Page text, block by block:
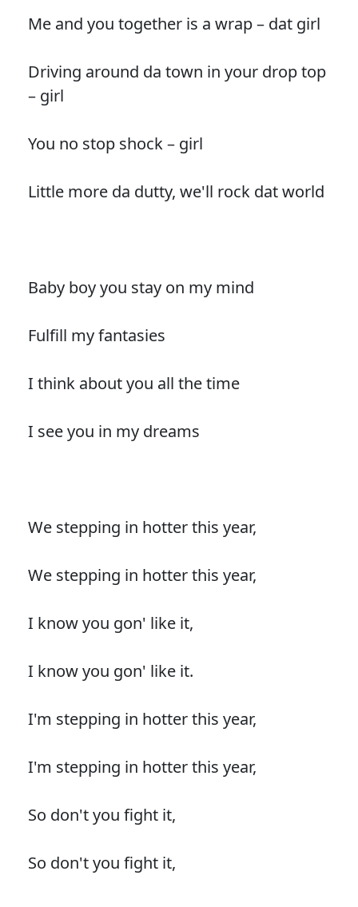
Me and you together is a wrap – dat girl
Driving around da town in your drop top
– girl
You no stop shock – girl
Little more da dutty, we'll rock dat world
Baby boy you stay on my mind
Fulfill my fantasies
I think about you all the time
I see you in my dreams
We stepping in hotter this year,
We stepping in hotter this year,
I know you gon' like it,
I know you gon' like it.
I'm stepping in hotter this year,
I'm stepping in hotter this year,
So don't you fight it,
So don't you fight it,